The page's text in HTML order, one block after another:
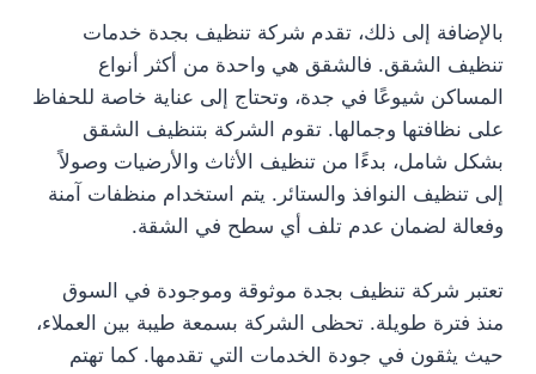
بالإضافة إلى ذلك، تقدم شركة تنظيف بجدة خدمات
تنظيف الشقق. فالشقق هي واحدة من أكثر أنواع
المساكن شيوعًا في جدة، وتحتاج إلى عناية خاصة للحفاظ
على نظافتها وجمالها. تقوم الشركة بتنظيف الشقق
بشكل شامل، بدءًا من تنظيف الأثاث والأرضيات وصولاً
إلى تنظيف النوافذ والستائر. يتم استخدام منظفات آمنة
وفعالة لضمان عدم تلف أي سطح في الشقة.
تعتبر شركة تنظيف بجدة موثوقة وموجودة في السوق
منذ فترة طويلة. تحظى الشركة بسمعة طيبة بين العملاء،
حيث يثقون في جودة الخدمات التي تقدمها. كما تهتم